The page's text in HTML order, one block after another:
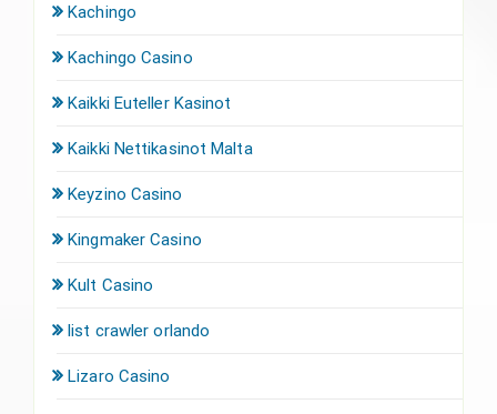
Kachingo
Kachingo Casino
Kaikki Euteller Kasinot
Kaikki Nettikasinot Malta
Keyzino Casino
Kingmaker Casino
Kult Casino
list crawler orlando
Lizaro Casino